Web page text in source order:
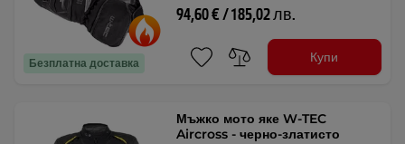
Безплатна доставка
94,60 € / 185,02 лв.
Купи
Мъжко мото яке W-TEC
Aircross - черно-златисто